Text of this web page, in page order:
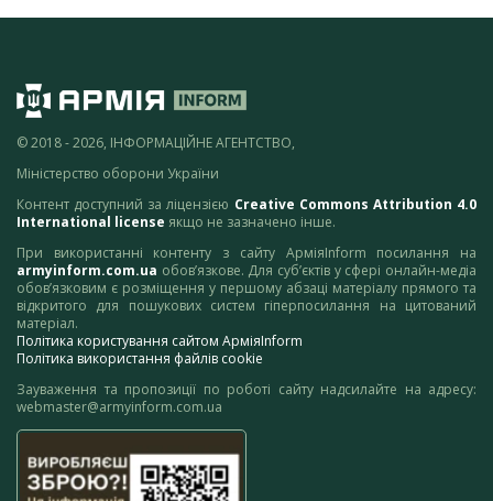
© 2018 - 2026, ІНФОРМАЦІЙНЕ АГЕНТСТВО,
Міністерство оборони України
Контент доступний за ліцензією Creative Commons Attribution 4.0
International license якщо не зазначено інше.
При використанні контенту з сайту АрміяInform посилання на
armyinform.com.ua обов’язкове. Для суб’єктів у сфері онлайн-медіа
обов’язковим є розміщення у першому абзаці матеріалу прямого та
відкритого для пошукових систем гіперпосилання на цитований
матеріал.
Політика користування сайтом АрміяInform
Політика використання файлів cookie
Зауваження та пропозиції по роботі сайту надсилайте на адресу:
webmaster@armyinform.com.ua